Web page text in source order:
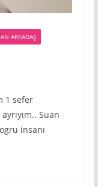
ARKADAŞ
1 sefer
Suan
insanı